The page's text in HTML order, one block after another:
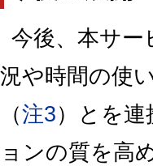
今後、本サ
況や時間の使
（注3）とを
ョンの質を高